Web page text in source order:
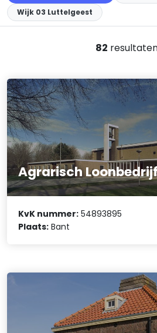
Wijk 03 Luttelgeest
82
Agrarisch
KvK nummer: 54893895
Plaats: Bant